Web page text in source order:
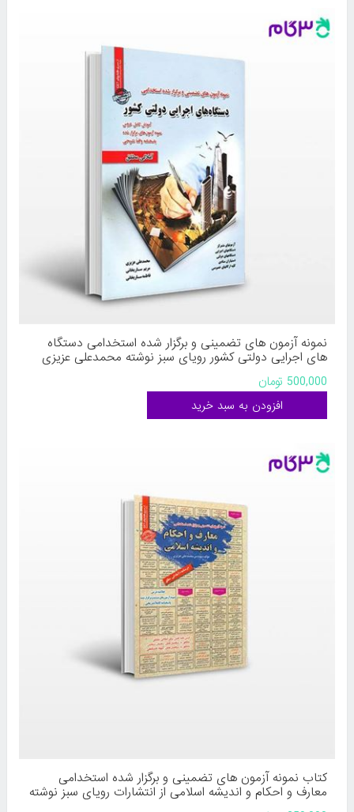
نمونه آزمون های تضمینی و برگزار شده استخدامی دستگاه
های اجرایی دولتی کشور رویای سبز نوشته محمدعلی عزیزی
مریم ساریخانی فاطمه ساریخانی
500,000 تومان
کتاب نمونه آزمون های تضمینی و برگزار شده استخدامی
معارف و احکام و اندیشه اسلامی از انتشارات رویای سبز نوشته
محمدعلی عزیزی